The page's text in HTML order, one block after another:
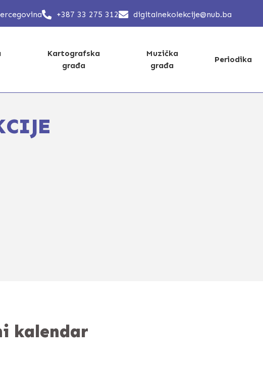
+387 33 275 312 digitalnekolekcije@nub.ba
Kartografska
građa
Muzička
građa
Periodika
kalendar